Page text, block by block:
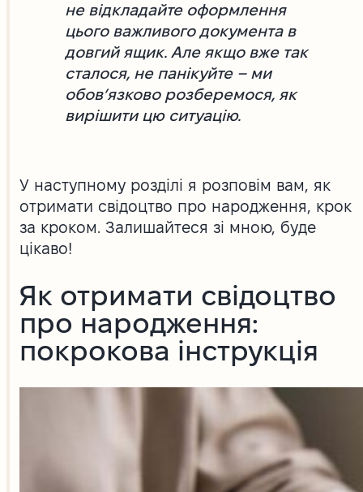
не відкладайте оформлення
цього важливого документа в
довгий ящик. Але якщо вже так
сталося, не панікуйте – ми
обов’язково розберемося, як
вирішити цю ситуацію.
У наступному розділі я розповім вам, як
отримати свідоцтво про народження, крок
за кроком. Залишайтеся зі мною, буде
цікаво!
Як отримати свідоцтво
про народження:
покрокова інструкція